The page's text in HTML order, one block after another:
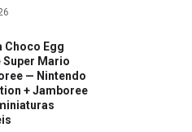
Choco Egg
Mario
— Nintendo
+ Jamboree